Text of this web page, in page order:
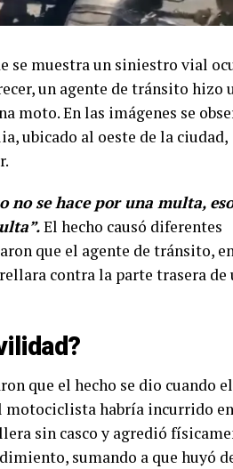
se muestra un siniestro vial
un agente de tránsito hizo
moto. En las imágenes se
ubicado al oeste de la ciudad,
no se hace por una multa,
El hecho causó diferentes
que el agente de tránsito,
contra la parte trasera de
que el hecho se dio cuando
motociclista habría incurrido
sin casco y agredió
sumando a que huyó